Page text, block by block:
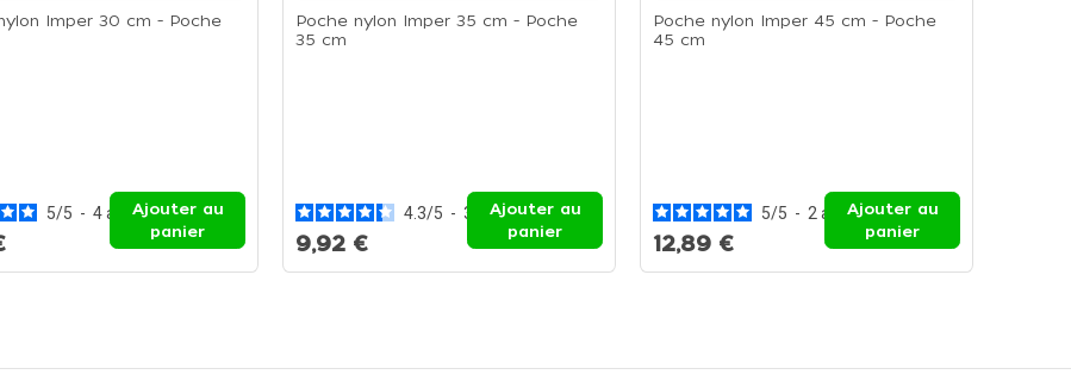
Imper 30 cm - Poche
5/5 - 4avisAjouter au
panier
Poche nylon Imper 35 cm - Poche
35 cm
4.3/5 - 3 avis
9,92 €
Ajouter au
panier
Poche nylon Imper 45 cm - Poche
45 cm
5/5 - 2 avis
12,89 €
Ajouter au
panier